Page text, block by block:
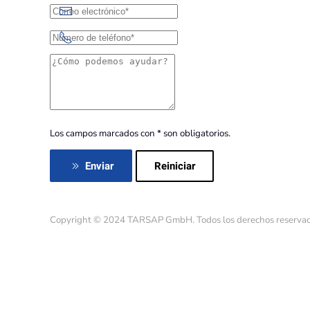
Los campos marcados con * son obligatorios.
Enviar Reiniciar
Copyright © 2024 TARSAP GmbH. Todos los derechos